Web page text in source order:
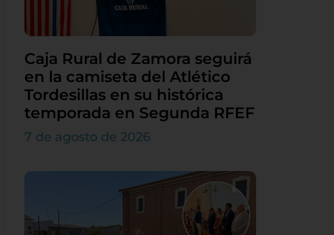
Caja Rural de Zamora seguirá
en la camiseta del Atlético
Tordesillas en su histórica
temporada en Segunda RFEF
7 de agosto de 2026